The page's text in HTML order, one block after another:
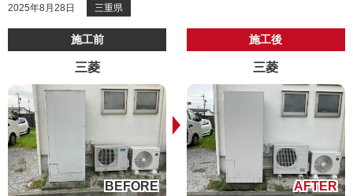
2025年8月28日 三重県
施工前
三菱
施工後
三菱